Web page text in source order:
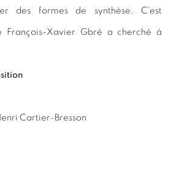
des formes de synthèse. C’est
François-Xavier Gbré a cherché à
Cartier-Bresson